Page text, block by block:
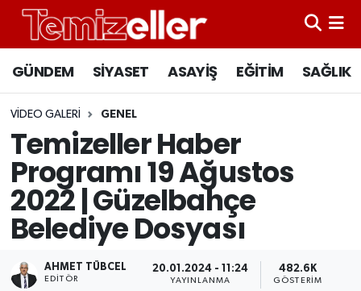
GÜNDEM SİYASET ASAYİŞ EĞİTİM SAĞLIK
VIDEO GALERI GENEL
Temizeller Haber
Programı 19 Ağustos
2022 | Güzelbahçe
Belediye Dosyası
AHMET TÜBCEL
EDITÖR
20.01.2024 - 11:24
YAYINLANMA
482.6K
GÖSTERIM
CANLI YAYIN
ASAYİŞ
EĞİTİM
SAĞLIK
SİYASET
Hava Durumu
Süper Lig Puan Durumu ve Fikstür
Tüm Manşetler
Son Dakika Haberleri
Haber Arşivi